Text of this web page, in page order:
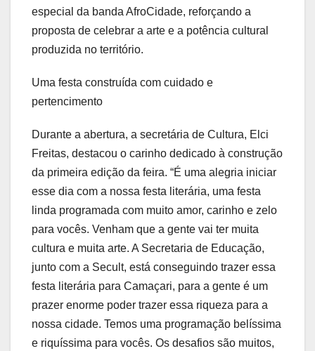
especial da banda AfroCidade, reforçando a
proposta de celebrar a arte e a potência cultural
produzida no território.
Uma festa construída com cuidado e
pertencimento
Durante a abertura, a secretária de Cultura, Elci
Freitas, destacou o carinho dedicado à construção
da primeira edição da feira. “É uma alegria iniciar
esse dia com a nossa festa literária, uma festa
linda programada com muito amor, carinho e zelo
para vocês. Venham que a gente vai ter muita
cultura e muita arte. A Secretaria de Educação,
junto com a Secult, está conseguindo trazer essa
festa literária para Camaçari, para a gente é um
prazer enorme poder trazer essa riqueza para a
nossa cidade. Temos uma programação belíssima
e riquíssima para vocês. Os desafios são muitos,